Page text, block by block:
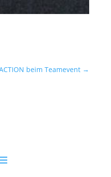
beim Teamevent →